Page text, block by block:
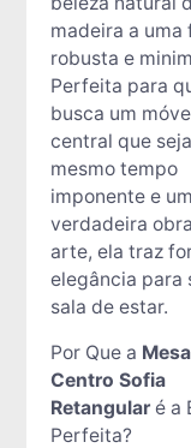
madeira a uma
robusta e
Perfeita para
busca um
central que
mesmo tempo
imponente e
verdadeira
arte, ela traz
elegância para
sala de estar.
Por Que a
Centro Sofia
Retangularé a
Perfeita?